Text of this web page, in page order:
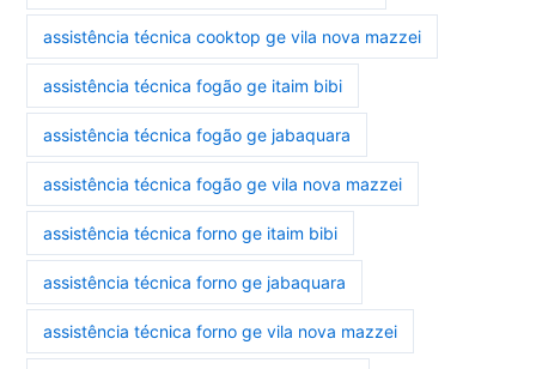
assistência técnica cooktop ge vila nova mazzei
assistência técnica fogão ge itaim bibi
assistência técnica fogão ge jabaquara
assistência técnica fogão ge vila nova mazzei
assistência técnica forno ge itaim bibi
assistência técnica forno ge jabaquara
assistência técnica forno ge vila nova mazzei